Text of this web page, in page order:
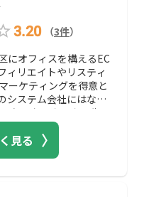
3.20
（3件）
にオフィスを構えるEC
ィリエイトやリスティ
ーケティングを得意と
システム会社にはな
必要なノウハウを生か
また、事業戦略などの
どの構築、データ解析
一括してサポート可能
、基幹システムとの連
見る